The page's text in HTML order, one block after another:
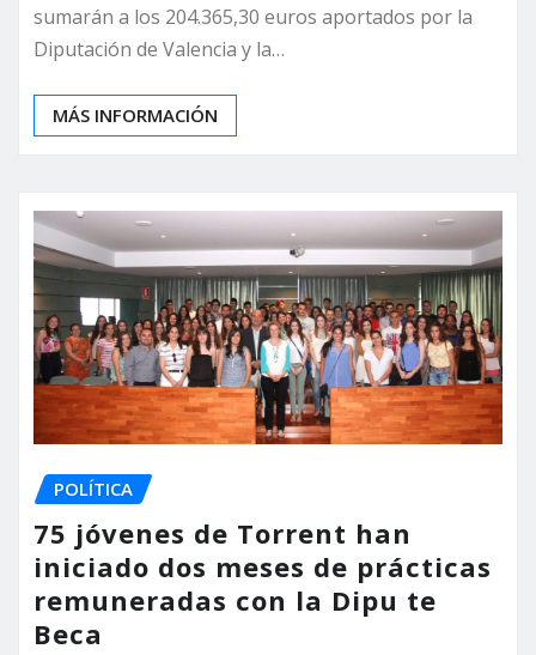
sumarán a los 204.365,30 euros aportados por la
Diputación de Valencia y la…
MÁS INFORMACIÓN
POLÍTICA
75 jóvenes de Torrent han
iniciado dos meses de prácticas
remuneradas con la Dipu te
Beca